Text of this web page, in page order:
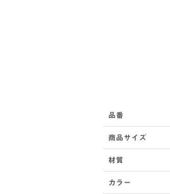
品番
商品サイズ
材質
カラー